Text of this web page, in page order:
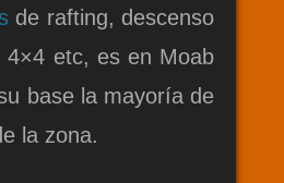
de rafting, descenso
4×4 etc, es en Moab
base la mayoría de
la zona.